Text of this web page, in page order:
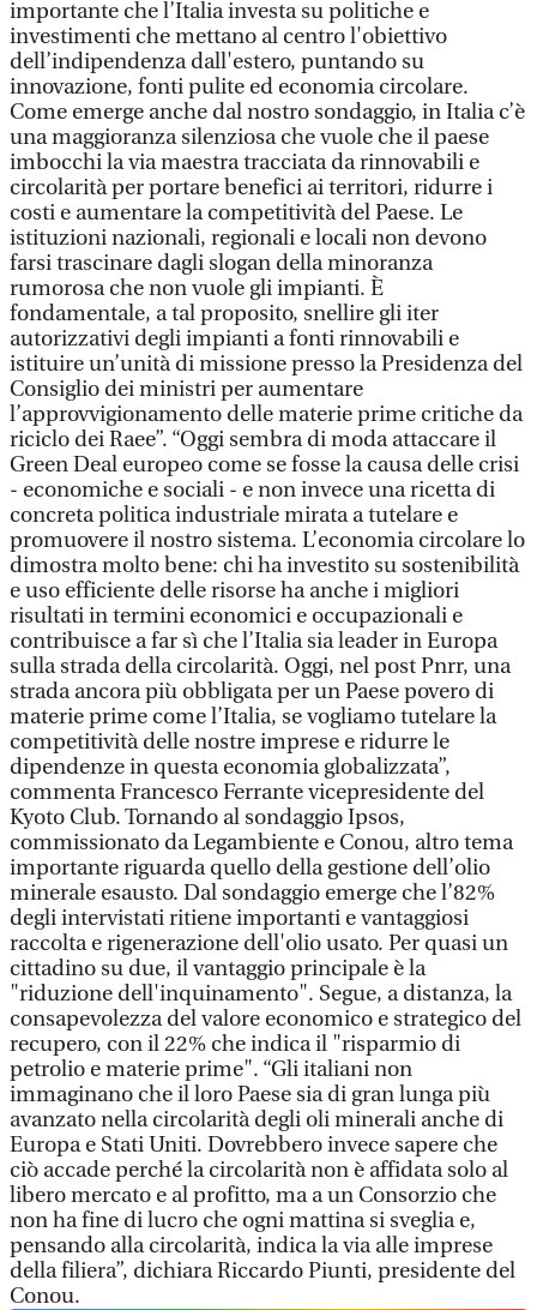
importante che l’Italia investa su politiche e
investimenti che mettano al centro l'obiettivo
dell’indipendenza dall'estero, puntando su
innovazione, fonti pulite ed economia circolare.
Come emerge anche dal nostro sondaggio, in Italia c’è
una maggioranza silenziosa che vuole che il paese
imbocchi la via maestra tracciata da rinnovabili e
circolarità per portare benefici ai territori, ridurre i
costi e aumentare la competitività del Paese. Le
istituzioni nazionali, regionali e locali non devono
farsi trascinare dagli slogan della minoranza
rumorosa che non vuole gli impianti. È
fondamentale, a tal proposito, snellire gli iter
autorizzativi degli impianti a fonti rinnovabili e
istituire un’unità di missione presso la Presidenza del
Consiglio dei ministri per aumentare
l’approvvigionamento delle materie prime critiche da
riciclo dei Raee”. “Oggi sembra di moda attaccare il
Green Deal europeo come se fosse la causa delle crisi
- economiche e sociali - e non invece una ricetta di
concreta politica industriale mirata a tutelare e
promuovere il nostro sistema. L’economia circolare lo
dimostra molto bene: chi ha investito su sostenibilità
e uso efficiente delle risorse ha anche i migliori
risultati in termini economici e occupazionali e
contribuisce a far sì che l’Italia sia leader in Europa
sulla strada della circolarità. Oggi, nel post Pnrr, una
strada ancora più obbligata per un Paese povero di
materie prime come l’Italia, se vogliamo tutelare la
competitività delle nostre imprese e ridurre le
dipendenze in questa economia globalizzata”,
commenta Francesco Ferrante vicepresidente del
Kyoto Club. Tornando al sondaggio Ipsos,
commissionato da Legambiente e Conou, altro tema
importante riguarda quello della gestione dell’olio
minerale esausto. Dal sondaggio emerge che l’82%
degli intervistati ritiene importanti e vantaggiosi
raccolta e rigenerazione dell'olio usato. Per quasi un
cittadino su due, il vantaggio principale è la
"riduzione dell'inquinamento". Segue, a distanza, la
consapevolezza del valore economico e strategico del
recupero, con il 22% che indica il "risparmio di
petrolio e materie prime". “Gli italiani non
immaginano che il loro Paese sia di gran lunga più
avanzato nella circolarità degli oli minerali anche di
Europa e Stati Uniti. Dovrebbero invece sapere che
ciò accade perché la circolarità non è affidata solo al
libero mercato e al profitto, ma a un Consorzio che
non ha fine di lucro che ogni mattina si sveglia e,
pensando alla circolarità, indica la via alle imprese
della filiera”, dichiara Riccardo Piunti, presidente del
Conou.